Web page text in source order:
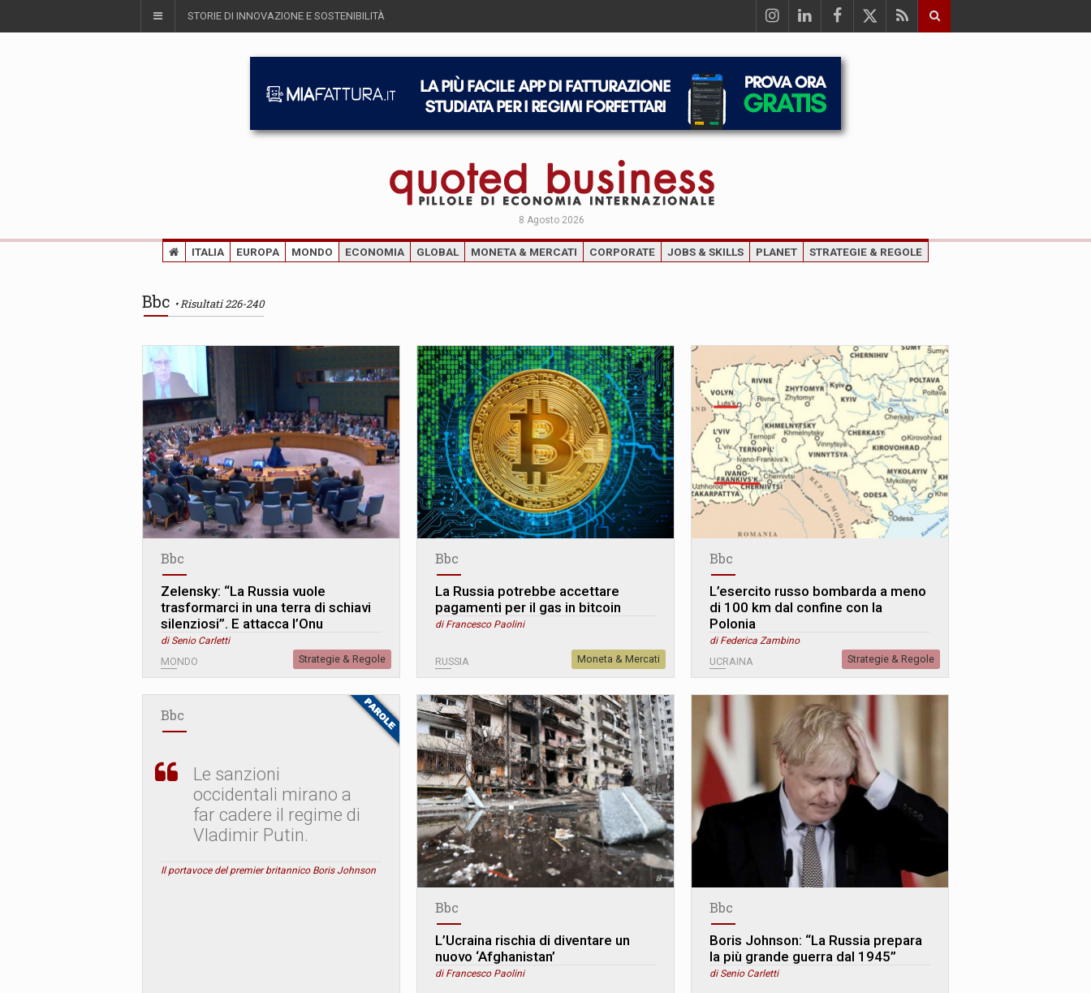
STORIE DI INNOVAZIONE E SOSTENIBILITÀ
8 Agosto 2026
ITALIA EUROPA MONDO ECONOMIA GLOBAL MONETA & MERCATI CORPORATE JOBS & SKILLS PLANET STRATEGIE & REGOLE
Bbc Risultati 226-240
Bbc
Zelensky: “La Russia vuole
trasformarci in una terra di schiavi
silenziosi”. E attacca l’Onu
di Senio Carletti
MONDO Strategie & Regole
Bbc
La Russia potrebbe accettare
pagamenti per il gas in bitcoin
di Francesco Paolini
RUSSIA Moneta & Mercati
Bbc
L’esercito russo bombarda a meno
di 100 km dal confine con la
Polonia
di Federica Zambino
UCRAINA Strategie & Regole
Bbc
Le sanzioni
occidentali mirano a
far cadere il regime di
Vladimir Putin.
Il portavoce del premier britannico Boris Johnson
Bbc
L’Ucraina rischia di diventare un
nuovo ‘Afghanistan’
di Francesco Paolini
Bbc
Boris Johnson: “La Russia prepara
la più grande guerra dal 1945”
di Senio Carletti